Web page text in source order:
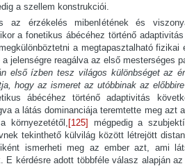
a szellem konstrukciói.
az érzékelés mibenlétének és
a fonetikus ábécéhez történő
a megtapasztalható fizikai
jelenségre reagálva az első mesterséges
első ízben tesz világos különbséget az
hogy az ismeret az utóbbinak az
ábécéhez történő adaptivitás
a látás dominanciája teremtette meg azt
környezetétől, [125] mégpedig a
tekinthető külvilág között létrejött
ismerheti meg az ember azt, ami
E kérdésre adott többféle válasz alapján